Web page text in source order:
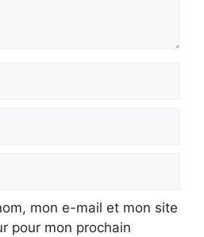
mon e-mail et mon site
pour mon prochain